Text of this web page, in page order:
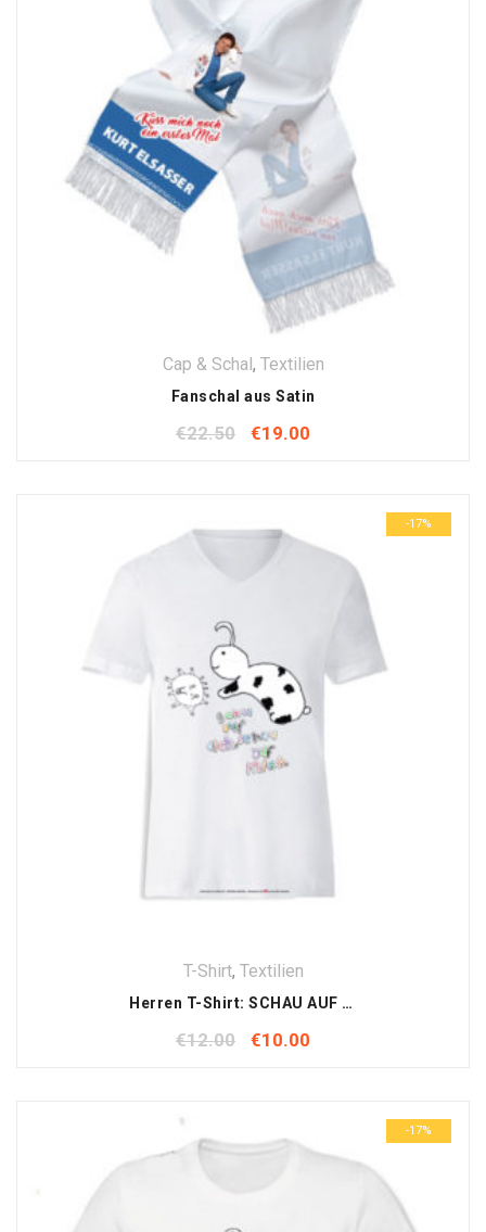
Cap & Schal, Textilien
Fanschal aus Satin
€22.50 €19.00
-17%
T-Shirt, Textilien
Herren T-Shirt: SCHAU AUF DICH , SCHAU AUF MICH
€12.00 €10.00
-17%